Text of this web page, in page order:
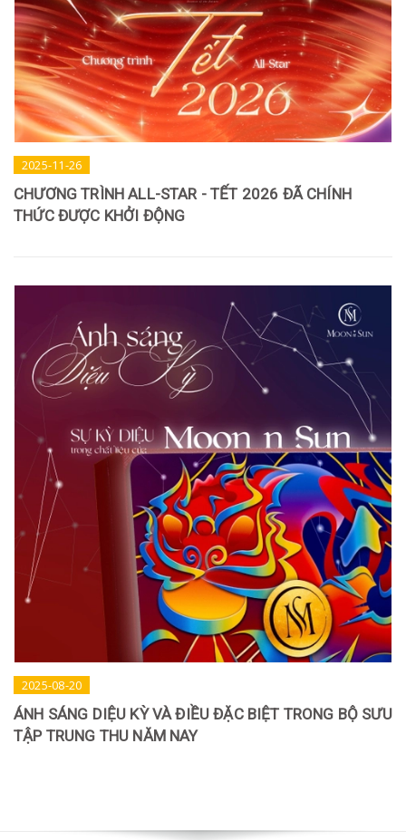
2025-11-26
CHƯƠNG TRÌNH ALL-STAR - TẾT 2026 ĐÃ CHÍNH
THỨC ĐƯỢC KHỞI ĐỘNG
2025-08-20
ÁNH SÁNG DIỆU KỲ VÀ ĐIỀU ĐẶC BIỆT TRONG BỘ SƯU
TẬP TRUNG THU NĂM NAY